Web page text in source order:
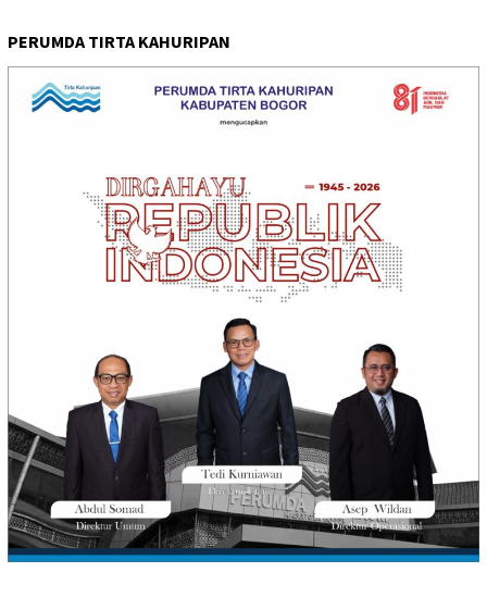
PERUMDA TIRTA KAHURIPAN